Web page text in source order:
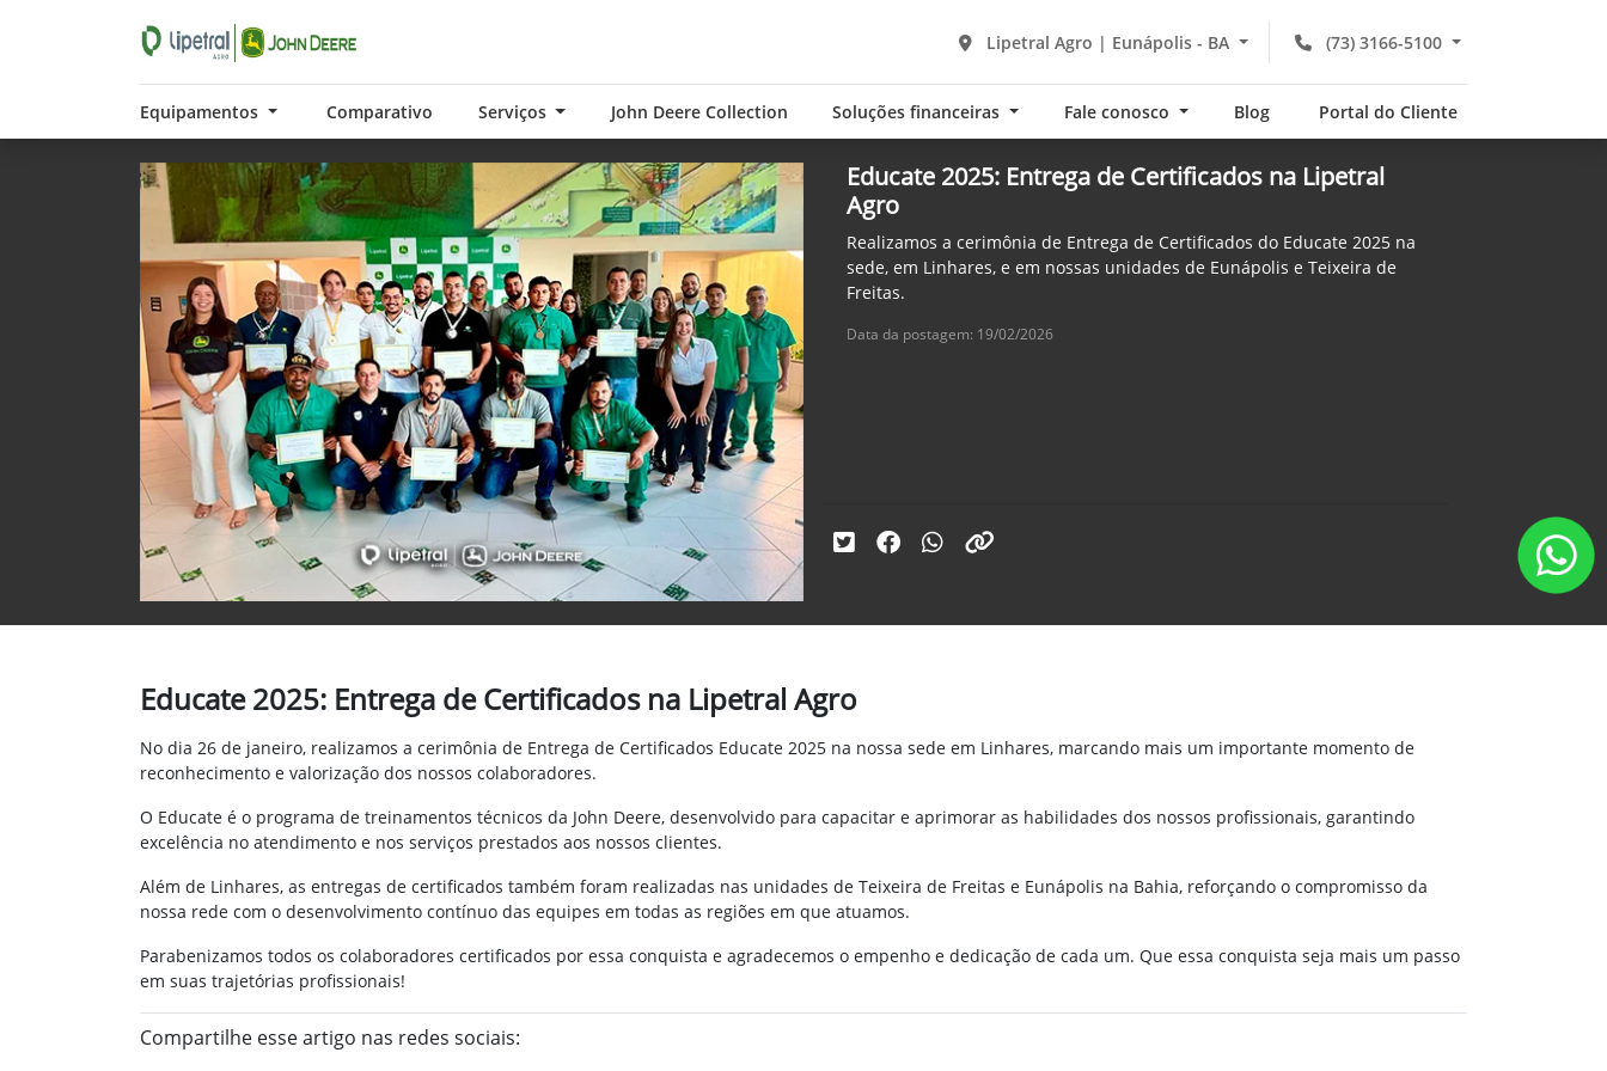
(73) 3166-5100
Lipetral Agro | Eunápolis - BA
Equipamentos Comparativo Serviços John Deere Collection Soluções financeiras Fale conosco Blog Portal do Cliente
Educate 2025: Entrega de Certificados na Lipetral
Agro
Realizamos a cerimônia de Entrega de Certificados do Educate 2025 na
sede, em Linhares, e em nossas unidades de Eunápolis e Teixeira de
Freitas.
Data da postagem: 19/02/2026
Educate 2025: Entrega de Certificados na Lipetral Agro
No dia 26 de janeiro, realizamos a cerimônia de Entrega de Certificados Educate 2025 na nossa sede em Linhares, marcando mais um importante momento de
reconhecimento e valorização dos nossos colaboradores.
O Educate é o programa de treinamentos técnicos da John Deere, desenvolvido para capacitar e aprimorar as habilidades dos nossos profissionais, garantindo
excelência no atendimento e nos serviços prestados aos nossos clientes.
Além de Linhares, as entregas de certificados também foram realizadas nas unidades de Teixeira de Freitas e Eunápolis na Bahia, reforçando o compromisso da
nossa rede com o desenvolvimento contínuo das equipes em todas as regiões em que atuamos.
Parabenizamos todos os colaboradores certificados por essa conquista e agradecemos o empenho e dedicação de cada um. Que essa conquista seja mais um passo
em suas trajetórias profissionais!
Compartilhe esse artigo nas redes sociais: